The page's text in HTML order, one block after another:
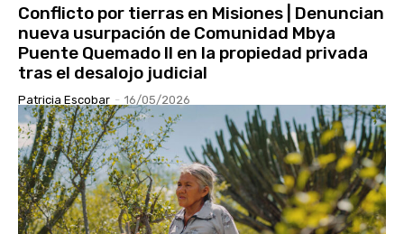
Conflicto por tierras en Misiones | Denuncian
nueva usurpación de Comunidad Mbya
Puente Quemado II en la propiedad privada
tras el desalojo judicial
Patricia Escobar - 16/05/2026